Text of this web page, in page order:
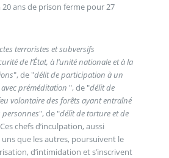
20 ans de prison ferme pour 27
terroristes et subversifs
de l’État, à l’unité nationale et à la
", de "délit de participation à un
préméditation ", de "délit de
", de "délit de torture et de
chefs d’inculpation, aussi
que les autres, poursuivent le
d’intimidation et s’inscrivent